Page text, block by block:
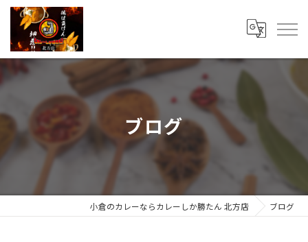
ブログ
小倉のカレーならカレーしか勝たん 北方店 ブログ